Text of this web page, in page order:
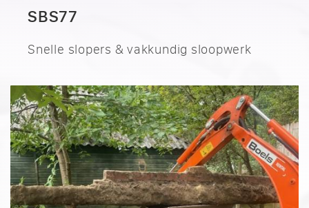
SBS77
Snelle slopers & vakkundig sloopwerk